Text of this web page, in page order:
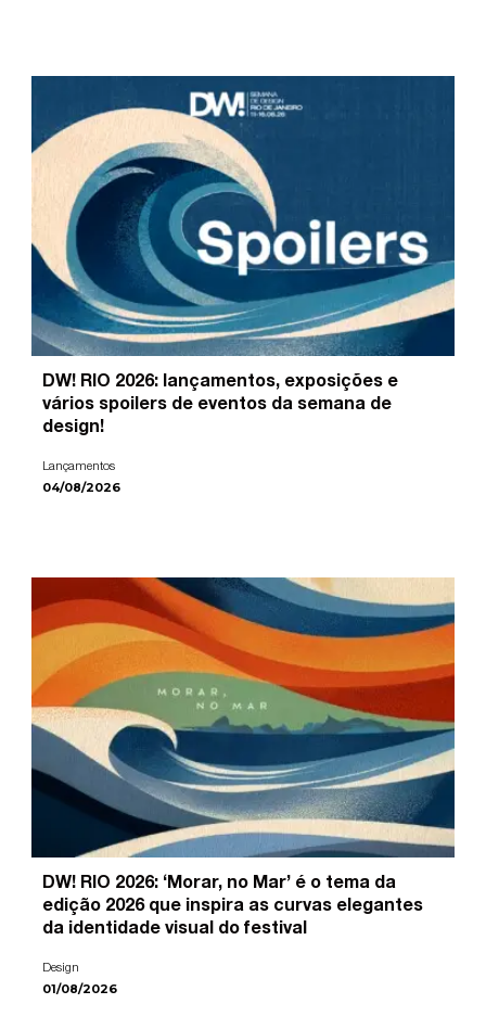
DW! RIO 2026: lançamentos, exposições e
vários spoilers de eventos da semana de
design!
Lançamentos
04/08/2026
DW! RIO 2026: ‘Morar, no Mar’ é o tema da
edição 2026 que inspira as curvas elegantes
da identidade visual do festival
Design
01/08/2026